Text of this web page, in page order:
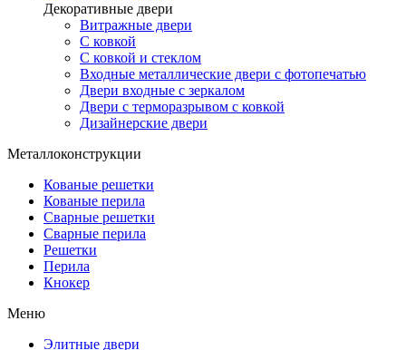
Декоративные двери
Витражные двери
С ковкой
С ковкой и стеклом
Входные металлические двери с фотопечатью
Двери входные с зеркалом
Двери с терморазрывом с ковкой
Дизайнерские двери
Металлоконструкции
Кованые решетки
Кованые перила
Сварные решетки
Сварные перила
Решетки
Перила
Кнокер
Меню
Элитные двери